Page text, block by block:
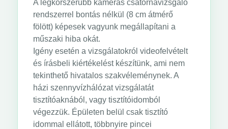
A legkorszerűbb kamerás csatornavizsgáló
rendszerrel bontás nélkül (8 cm átmérő
fölött) képesek vagyunk megállapítani a
műszaki hiba okát.
Igény esetén a vizsgálatokról videofelvételt
és írásbeli kiértékelést készítünk, ami nem
tekinthető hivatalos szakvéleménynek. A
házi szennyvízhálózat vizsgálatát
tisztítóaknából, vagy tisztítóidomból
végezzük. Épületen belül csak tisztító
idommal ellátott, többnyire pincei